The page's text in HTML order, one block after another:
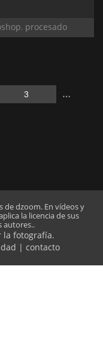
, procesado
3 …
de dzoom. En vídeos y
la licencia de sus
autores..
la fotografía.
| contacto